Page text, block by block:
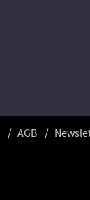
AGB